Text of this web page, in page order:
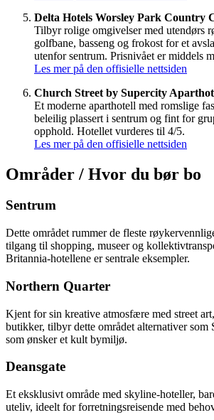
Delta Hotels Worsley Park Country
Tilbyr rolige omgivelser med utendørs
golfbane, basseng og frokost for et
utenfor sentrum. Prisnivået er middels
Les mer på den offisielle nettsiden
Church Street by Supercity
Et moderne aparthotell med romslige
beleilig plassert i sentrum og fint for
opphold. Hotellet vurderes til 4/5.
Les mer på den offisielle nettsiden
Områder / Hvor du bør bo
Sentrum
Dette området rummer de fleste
tilgang til shopping, museer og
Britannia-hotellene er sentrale eksempler.
Northern Quarter
Kjent for sin kreative atmosfære med street
butikker, tilbyr dette området alternativer som
som ønsker et kult bymiljø.
Deansgate
Et eksklusivt område med skyline-hoteller,
uteliv, ideelt for forretningsreisende med